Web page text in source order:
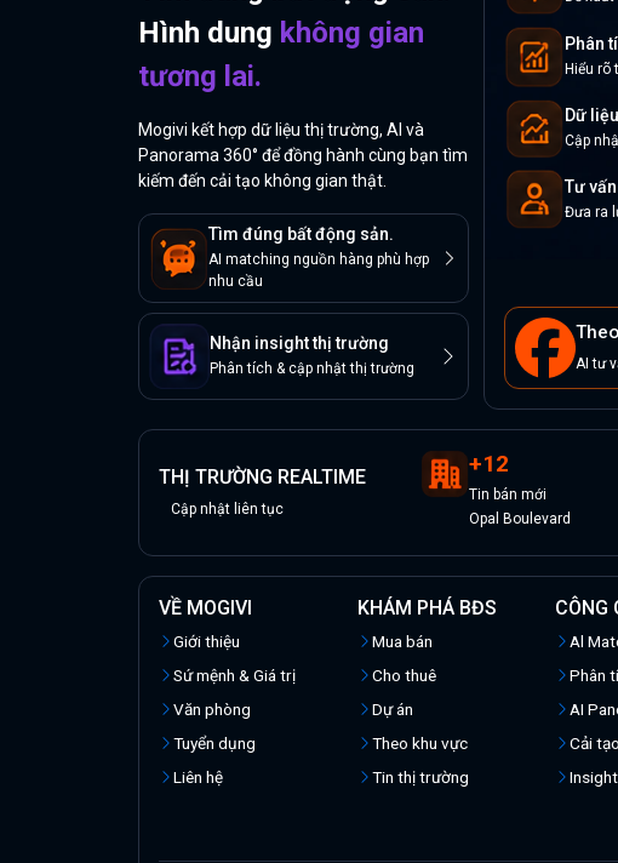
Hình dung không gian
tương lai.
Mogivi kết hợp dữ liệu thị trường, AI và
Panorama 360° để đồng hành cùng bạn tìm
kiếm đến cải tạo không gian thật.
Tìm đúng bất động sản.
AI matching nguồn hàng phù hợp
nhu cầu
Nhận insight thị trường
Phân tích & cập nhật thị trường
Phân
Hiểu rõ
Dữ
Cập
Tư
Đưa ra
AI tư
THỊ TRƯỜNG REALTIME
Cập nhật liên tục
+12
Tin bán mới
Opal Boulevard
VỀ MOGIVI
Giới thiệu
Sứ mệnh & Giá trị
Văn phòng
Tuyển dụng
Liên hệ
KHÁM PHÁ BĐS
Mua bán
Cho thuê
Dự án
Theo khu vực
Tin thị trường
CÔNG
Al
Phân
AI
Cải